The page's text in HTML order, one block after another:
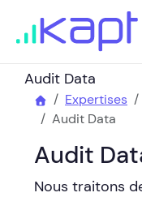
Audit Data
Expertises
Audit Data
Audit
Nous traitons